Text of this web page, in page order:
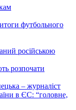
футбольного
російською
розпочати
– журналіст
в ЄС: “головне,